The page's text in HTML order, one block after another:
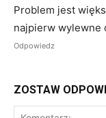
Problem jest
najpierw wylewne
Odpowiedz
ZOSTAW